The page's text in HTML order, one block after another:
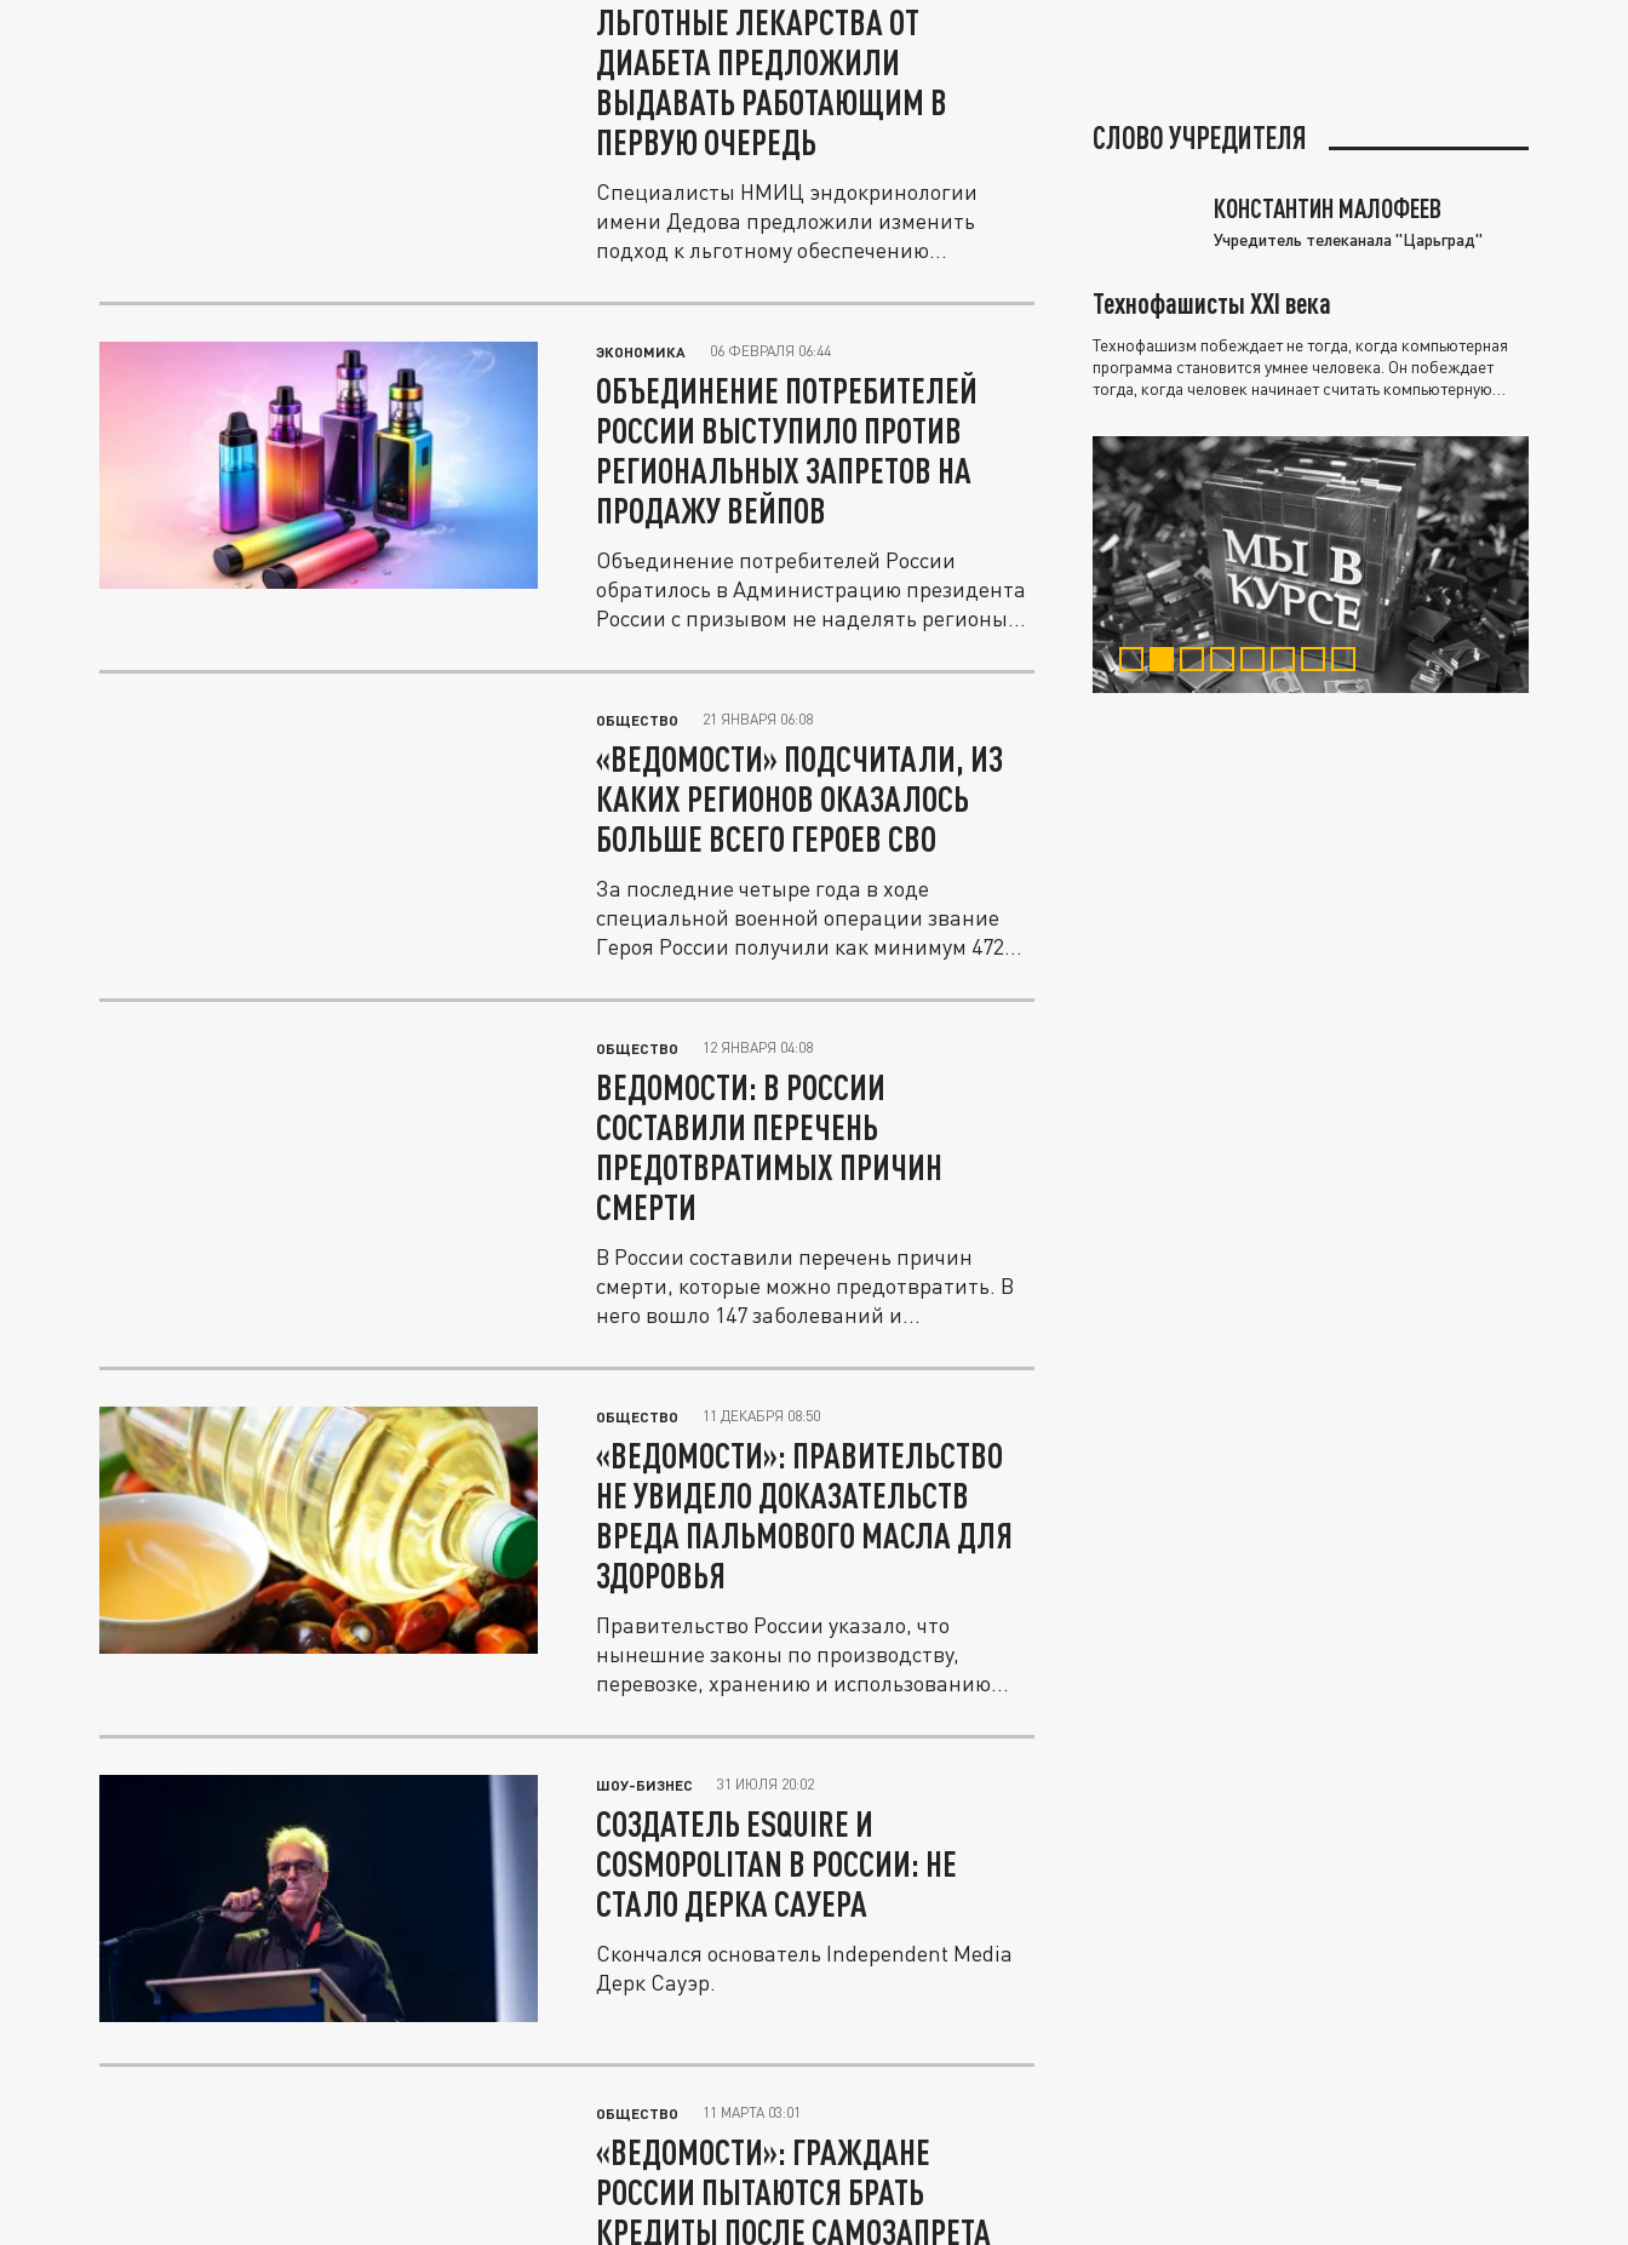
ЛЬГОТНЫЕ ЛЕКАРСТВА ОТ
ДИАБЕТА ПРЕДЛОЖИЛИ
ВЫДАВАТЬ РАБОТАЮЩИМ В
ПЕРВУЮ ОЧЕРЕДЬ
Специалисты НМИЦ эндокринологии
имени Дедова предложили изменить
подход к льготному обеспечению
ЭКОНОМИКА 06 ФЕВРАЛЯ 06:44
ОБЪЕДИНЕНИЕ ПОТРЕБИТЕЛЕЙ
РОССИИ ВЫСТУПИЛО ПРОТИВ
РЕГИОНАЛЬНЫХ ЗАПРЕТОВ НА
ПРОДАЖУ ВЕЙПОВ
Объединение потребителей России
обратилось в Администрацию президента
России с призывом не наделять регионы...
ОБЩЕСТВО 21 ЯНВАРЯ 06:08
«ВЕДОМОСТИ» ПОДСЧИТАЛИ, ИЗ
КАКИХ РЕГИОНОВ ОКАЗАЛОСЬ
БОЛЬШЕ ВСЕГО ГЕРОЕВ СВО
За последние четыре года в ходе
специальной военной операции звание
Героя России получили как минимум 472...
ОБЩЕСТВО 12 ЯНВАРЯ 04:08
ВЕДОМОСТИ: В РОССИИ
СОСТАВИЛИ ПЕРЕЧЕНЬ
ПРЕДОТВРАТИМЫХ ПРИЧИН
СМЕРТИ
В России составили перечень причин
смерти, которые можно предотвратить. В
него вошло 147 заболеваний и...
ОБЩЕСТВО 11 ДЕКАБРЯ 08:50
«ВЕДОМОСТИ»: ПРАВИТЕЛЬСТВО
НЕ УВИДЕЛО ДОКАЗАТЕЛЬСТВ
ВРЕДА ПАЛЬМОВОГО МАСЛА ДЛЯ
ЗДОРОВЬЯ
Правительство России указало, что
нынешние законы по производству,
перевозке, хранению и использованию...
ШОУ-БИЗНЕС 31 ИЮЛЯ 20:02
СОЗДАТЕЛЬ ESQUIRE И
COSMOPOLITAN В РОССИИ: НЕ
СТАЛО ДЕРКА САУЕРА
Скончался основатель Independent Media
Дерк Сауэр.
ОБЩЕСТВО 11 МАРТА 03:01
«ВЕДОМОСТИ»: ГРАЖДАНЕ
РОССИИ ПЫТАЮТСЯ БРАТЬ
КРЕДИТЫ ПОСЛЕ САМОЗАПРЕТА
СЛОВО УЧРЕДИТЕЛЯ
КОНСТАНТИН МАЛОФЕЕВ
Учредитель телеканала "Царьград"
Технофашисты XXI века
Технофашизм побеждает не тогда, когда компьютерная
программа становится умнее человека. Он побеждает
тогда, когда человек начинает считать компьютерную